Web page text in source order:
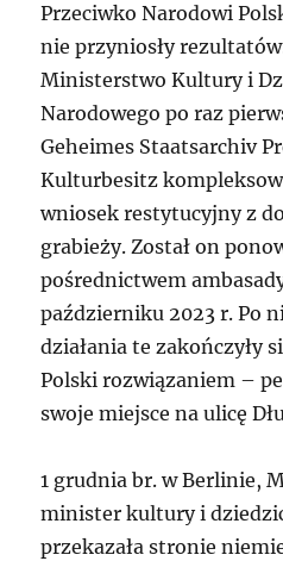
Przeciwko Narodowi
nie przyniosły
Ministerstwo Kultury i
Narodowego po raz
Geheimes Staatsarchiv
Kulturbesitz
wniosek restytucyjny z
grabieży. Został on
pośrednictwem
październiku 2023 r. Po
działania te zakończyły
Polski rozwiązaniem –
swoje miejsce na ulicę
1 grudnia br. w Berlinie,
minister kultury i
przekazała stronie